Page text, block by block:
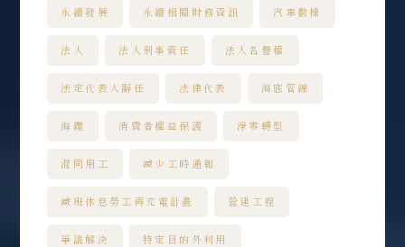
永續發展 永續相關財務資訊 汽車數據
法人 法人刑事責任 法人名譽權
法定代表人辭任 法律代表 海底管線
海纜 消費者權益保護 淨零轉型
混同用工 減少工時通報
減班休息勞工再充電計畫 營建工程
爭議解決 特定目的外利用